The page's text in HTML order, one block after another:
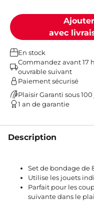
avec
En stock
Commandez avant 17
ouvrable suivant
Paiement sécurisé
Plaisir Garanti sous
1 an de garantie
Description
Set de bondage de
Utilise les jouets
Parfait pour les
suivante dans le